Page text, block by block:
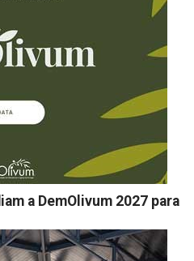
a DemOlivum 2027 para